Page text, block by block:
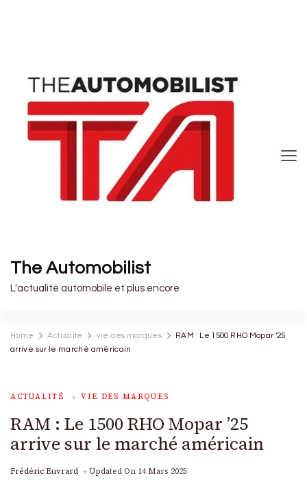
The Automobilist
L'actualité automobile et plus encore
Home Actualité vie des marques
RAM : Le 1500 RHO Mopar ’25
arrive sur le marché américain
ACTUALITÉ VIE DES MARQUES
RAM : Le 1500 RHO Mopar ’25
arrive sur le marché américain
Frédéric Euvrard Updated On 14 Mars 2025